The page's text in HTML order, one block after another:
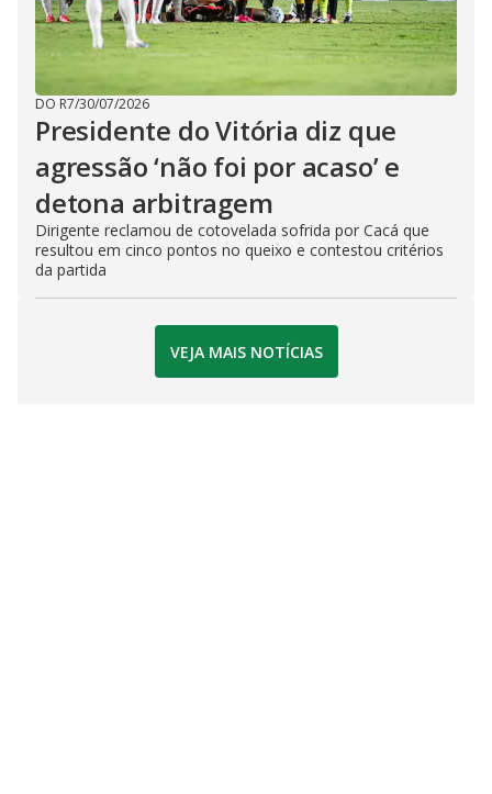
DO R7/30/07/2026
Presidente do Vitória diz que
agressão ‘não foi por acaso’ e
detona arbitragem
Dirigente reclamou de cotovelada sofrida por Cacá que
resultou em cinco pontos no queixo e contestou critérios
da partida
VEJA MAIS NOTÍCIAS